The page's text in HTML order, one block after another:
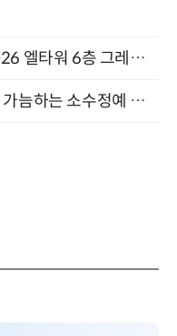
Next AI & Big Data Summit 2026 엘타워 6층 그레이스홀 개최 (9/18)
글로벌 트렌드를 읽고, 내 역할을 가늠하는 소수정예 실습 워크숍 (8/28)